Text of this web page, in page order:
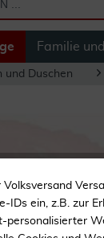
Familie
und Duschen
IDs ein, z.B. zur
personalisierter